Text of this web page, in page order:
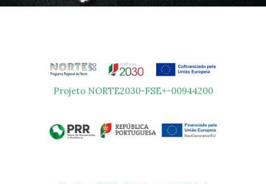
Projeto NORTE2030-FSE+-00944200